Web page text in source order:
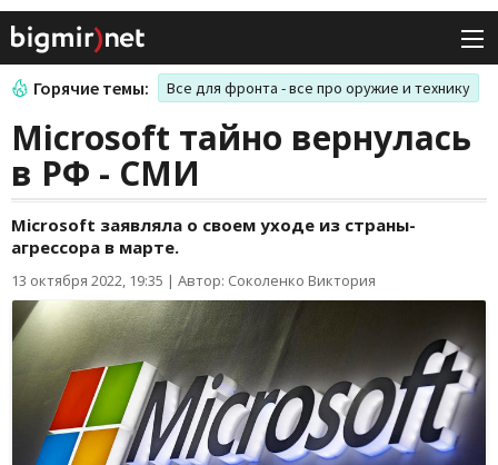
Горячие темы: Все для фронта - все про оружие и технику
Microsoft тайно вернулась
в РФ - СМИ
Microsoft заявляла о своем уходе из страны-
агрессора в марте.
13 октября 2022, 19:35 | Автор: Соколенко Виктория